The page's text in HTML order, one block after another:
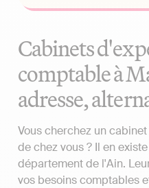
Cabinets
comptable à
adresse,
Vous cherchez un
de chez vous ? Il en
département de l'Ain.
vos besoins comptables